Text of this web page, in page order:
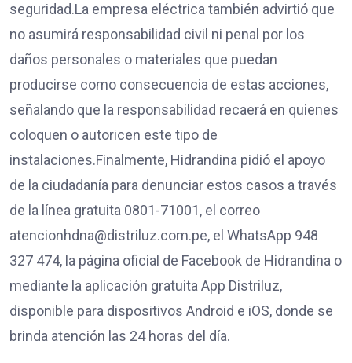
seguridad.La empresa eléctrica también advirtió que
no asumirá responsabilidad civil ni penal por los
daños personales o materiales que puedan
producirse como consecuencia de estas acciones,
señalando que la responsabilidad recaerá en quienes
coloquen o autoricen este tipo de
instalaciones.Finalmente, Hidrandina pidió el apoyo
de la ciudadanía para denunciar estos casos a través
de la línea gratuita 0801-71001, el correo
atencionhdna@distriluz.com.pe, el WhatsApp 948
327 474, la página oficial de Facebook de Hidrandina o
mediante la aplicación gratuita App Distriluz,
disponible para dispositivos Android e iOS, donde se
brinda atención las 24 horas del día.